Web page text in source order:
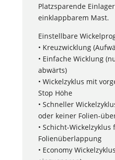
Platzsparende
einklappbarem Mast.
Einstellbare
• Kreuzwicklung
• Einfache Wicklung
abwärts)
• Wickelzyklus mit
Stop Höhe
• Schneller
oder keiner Folien-
• Schicht-
Folienüberlappung
• Economy